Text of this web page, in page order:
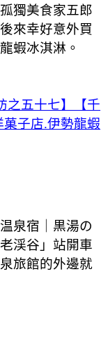
獨美食家五郎
來幸好意外買
蝦冰淇淋。
之五十七】【千
子店.伊勢龍蝦
泉宿｜黒湯の
渓谷」站開車
旅館的外邊就